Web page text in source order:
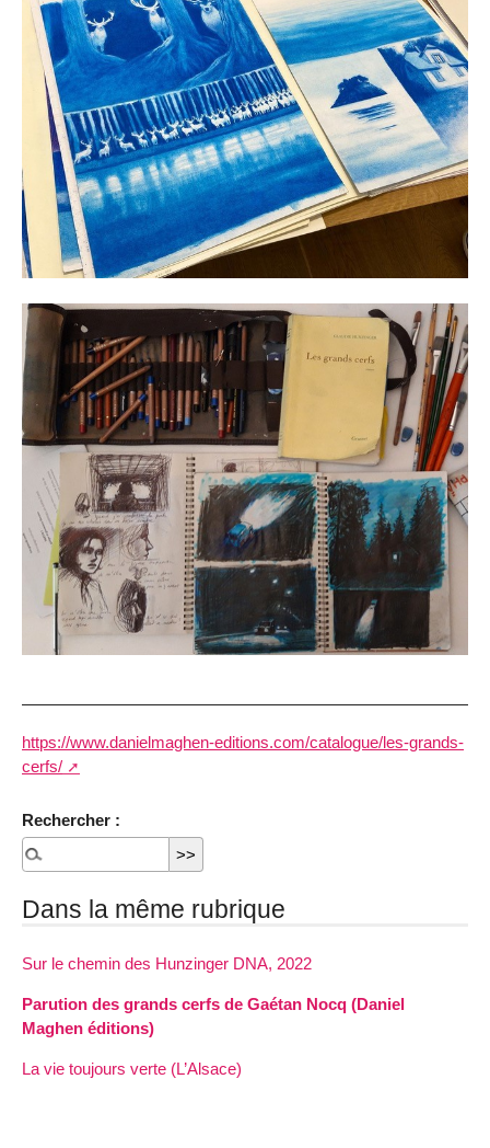
https://www.danielmaghen-editions.com/catalogue/les-grands-
cerfs/
Rechercher :
Dans la même rubrique
Sur le chemin des Hunzinger DNA, 2022
Parution des grands cerfs de Gaétan Nocq (Daniel
Maghen éditions)
La vie toujours verte (L’Alsace)